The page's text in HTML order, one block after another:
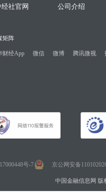
经社官网 公司介绍
矩阵
财经App 微信 微博 腾讯微视
号-7 京公网安备
中国金融信息网 版